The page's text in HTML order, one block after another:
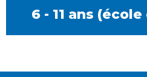
6 - 11 ans